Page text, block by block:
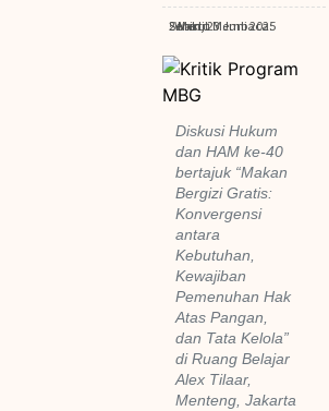
Senin, 23 Juni 2025
· Waktu Membaca: 2 Menit
Diskusi Hukum
dan HAM ke-40
bertajuk “Makan
Bergizi Gratis:
Konvergensi
antara
Kebutuhan,
Kewajiban
Pemenuhan Hak
Atas Pangan,
dan Tata Kelola”
di Ruang Belajar
Alex Tilaar,
Menteng, Jakarta